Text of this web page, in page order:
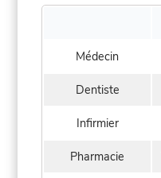
Médecin
Dentiste
Infirmier
Pharmacie